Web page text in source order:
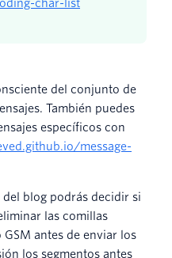
char-list
del conjunto de
También puedes
específicos con
message-
del blog podrás decidir si
las comillas
antes de enviar los
los segmentos antes